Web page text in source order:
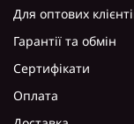
Для оптових
Гарантії та обмін
Сертифікати
Оплата